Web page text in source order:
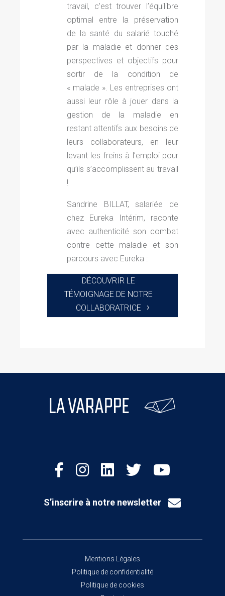
travail, c’est trouver l’équilibre
optimal entre la préservation
de la santé du salarié touché
par la maladie et donner des
perspectives et objectifs pour
sortir de la condition de
« malade ». Les entreprises ont
aussi leur rôle à jouer dans la
gestion de la maladie en
restant attentifs aux besoins de
leurs collaborateurs, en leur
levant les freins à l’emploi pour
qu’ils s’accomplissent au travail
!
Sandrine BILLAT, salariée de
chez Eureka Intérim, raconte
avec authenticité son combat
contre cette maladie et son
parcours avec Eureka :
DÉCOUVRIR LE
TÉMOIGNAGE DE NOTRE
COLLABORATRICE
S’inscrire à notre newsletter
Mentions Légales
Politique de confidentialité
Politique de cookies